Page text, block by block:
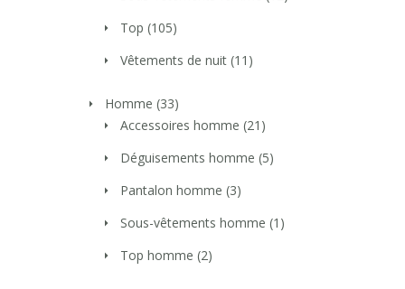
Top (105)
Vêtements de nuit (11)
Homme (33)
Accessoires homme (21)
Déguisements homme (5)
Pantalon homme (3)
Sous-vêtements homme (1)
Top homme (2)